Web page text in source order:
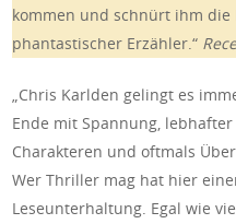
kommen und schnürt ihm die
phantastischer Erzähler.“
„Chris Karlden gelingt es
Ende mit Spannung,
Charakteren und oftmals
Wer Thriller mag hat hier
Leseunterhaltung. Egal wie